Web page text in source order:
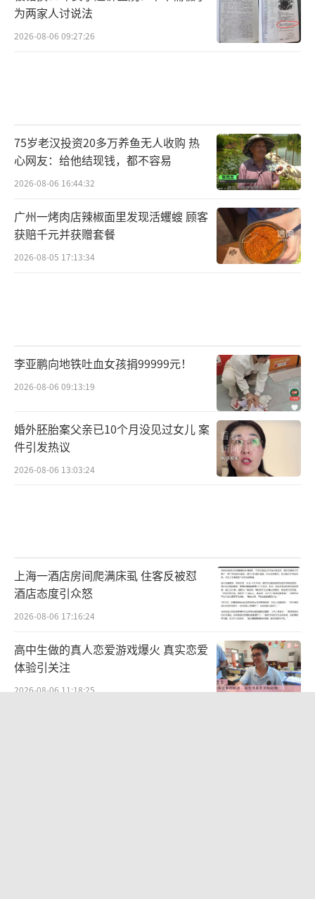
为两家人讨说法
2026-08-06 09:27:26
75岁老汉投资20多万养鱼无人收购 热
心网友：给他结现钱，都不容易
2026-08-06 16:44:32
广州一烤肉店辣椒面里发现活蠼螋 顾客
获赔千元并获赠套餐
2026-08-05 17:13:34
李亚鹏向地铁吐血女孩捐99999元！
2026-08-06 09:13:19
婚外胚胎案父亲已10个月没见过女儿 案
件引发热议
2026-08-06 13:03:24
上海一酒店房间爬满床虱 住客反被怼
酒店态度引众怒
2026-08-06 17:16:24
高中生做的真人恋爱游戏爆火 真实恋爱
体验引关注
2026-08-06 11:18:25